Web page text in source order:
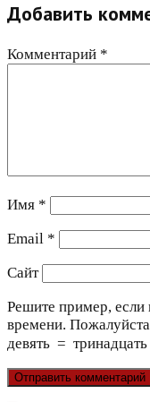
Добавить
Комментарий *
Имя *
Email *
Сайт
Решите пример, если
времени.
девять = тринадцать